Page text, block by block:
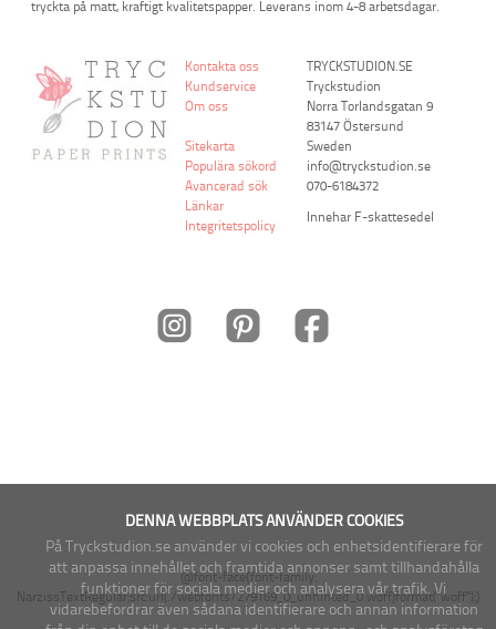
DENNA WEBBPLATS ANVÄNDER COOKIES
På Tryckstudion.se använder vi cookies och enhetsidentifierare för
att anpassa innehållet och framtida annonser samt tillhandahålla
funktioner för sociala medier och analysera vår trafik. Vi
vidarebefordrar även sådana identifierare och annan information
tryckta på matt, kraftigt kvalitetspapper. Leverans inom 4-8 arbetsdagar.
Kontakta oss
Kundservice
Om oss
Sitekarta
Populära sökord
Avancerad sök
Länkar
Integritetspolicy
TRYCKSTUDION.SE
Tryckstudion
Norra Torlandsgatan 9
83147 Östersund
Sweden
info@tryckstudion.se
070-6184372
Innehar F-skattesedel
@font-face{font-family:
NarzissTextRegular;src:url(./webfonts/279169_0_unhinted_0.woff)format("woff");